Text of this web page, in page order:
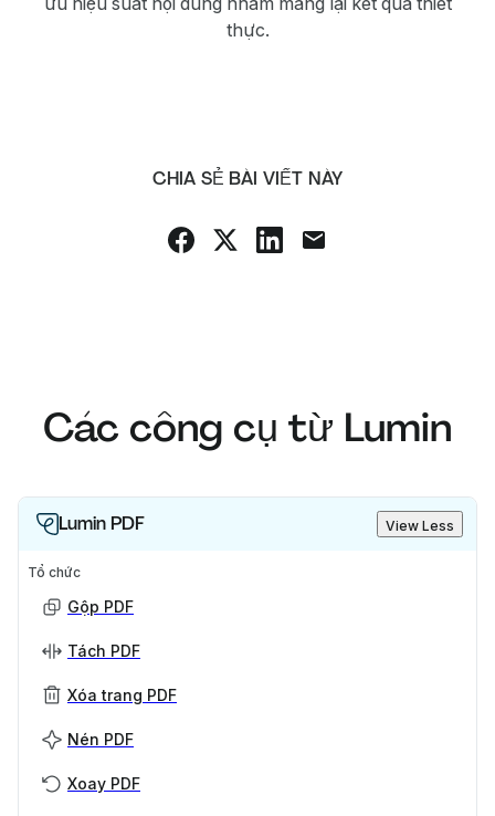
thực.
CHIA SẺ BÀI VIẾT NÀY
Các công cụ từ Lumin
Lumin PDF View Less
Tổ chức
Gộp PDF
Tách PDF
Xóa trang PDF
Nén PDF
Xoay PDF